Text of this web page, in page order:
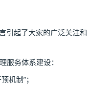
引起了大家的广泛关注和
务体系建设：
机制”；